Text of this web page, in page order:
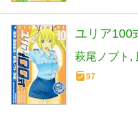
ユリア100
萩尾ノブト
97